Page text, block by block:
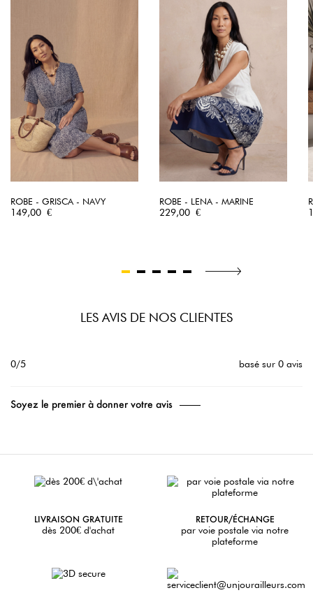
ROBE - GRISCA - NAVY
Prix
149,00 €
ROBE - LENA - MARINE
Prix
229,00 €
LES AVIS DE NOS CLIENTES
0/5 basé sur 0 avis
Soyez le premier à donner votre avis
LIVRAISON GRATUITE
dès 200€ d'achat
RETOUR/ÉCHANGE
par voie postale via notre
plateforme